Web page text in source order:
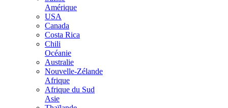
Amérique
USA
Canada
Costa Rica
Chili
Océanie
Australie
Nouvelle-Zélande
Afrique
Afrique du Sud
Asie